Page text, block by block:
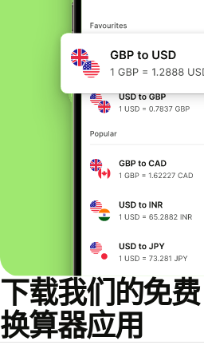
下载我们的免
换算器应用